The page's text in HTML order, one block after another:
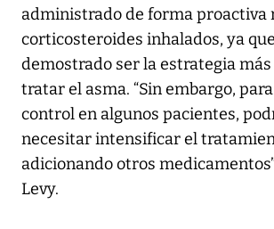
administrado de forma proactiva
corticosteroides inhalados, ya
demostrado ser la estrategia
tratar el asma. “Sin embargo,
control en algunos pacientes,
necesitar intensificar el
adicionando otros
Levy.